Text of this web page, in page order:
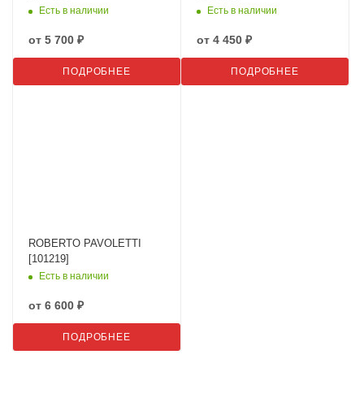
Есть в наличии
от 5 700 ₽
ПОДРОБНЕЕ
Есть в наличии
от 4 450 ₽
ПОДРОБНЕЕ
ROBERTO PAVOLETTI
[101219]
Есть в наличии
от 6 600 ₽
ПОДРОБНЕЕ